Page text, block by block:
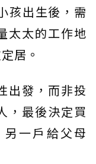
孩出生後，需
太太的工作地
居。
出發，而非投
，最後決定買
一戶給父母